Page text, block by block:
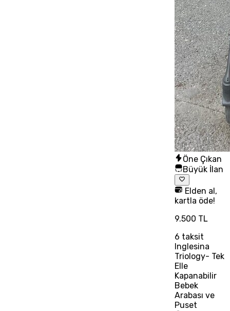
Öne Çıkan
Büyük İlan
Elden al,
kartla öde!
9.500 TL
6 taksit
Inglesina
Triology- Tek
Elle
Kapanabilir
Bebek
Arabası ve
Puset